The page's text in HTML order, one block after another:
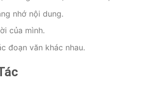
nhớ nội dung.
của mình.
đoạn văn khác nhau.